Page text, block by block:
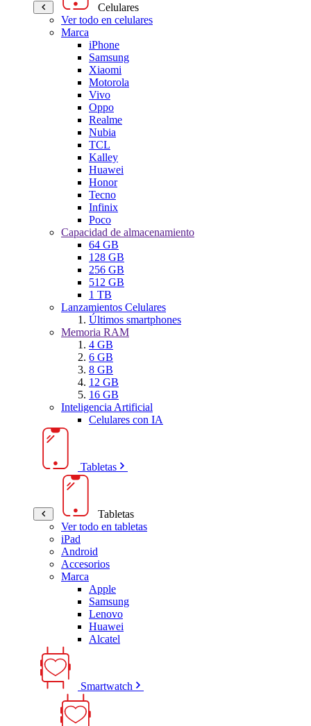
Celulares
Ver todo en celulares
Marca
iPhone
Samsung
Xiaomi
Motorola
Vivo
Oppo
Realme
Nubia
TCL
Kalley
Huawei
Honor
Tecno
Infinix
Poco
Capacidad de almacenamiento
64 GB
128 GB
256 GB
512 GB
1 TB
Lanzamientos Celulares
Últimos smartphones
Memoria RAM
4 GB
6 GB
8 GB
12 GB
16 GB
Inteligencia Artificial
Celulares con IA
Tabletas
Tabletas
Ver todo en tabletas
iPad
Android
Accesorios
Marca
Apple
Samsung
Lenovo
Huawei
Alcatel
Smartwatch